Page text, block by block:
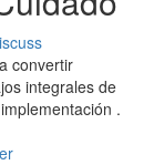
convertir
integrales de
.